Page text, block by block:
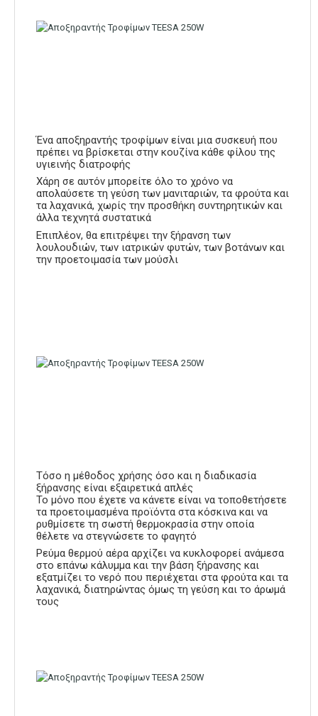
Ένα αποξηραντής τροφίμων είναι μια συσκευή που
πρέπει να βρίσκεται στην κουζίνα κάθε φίλου της
υγιεινής διατροφής
Χάρη σε αυτόν μπορείτε όλο το χρόνο να
απολαύσετε τη γεύση των μανιταριών, τα φρούτα και
τα λαχανικά, χωρίς την προσθήκη συντηρητικών και
άλλα τεχνητά συστατικά
Επιπλέον, θα επιτρέψει την ξήρανση των
λουλουδιών, των ιατρικών φυτών, των βοτάνων και
την προετοιμασία των μούσλι
Τόσο η μέθοδος χρήσης όσο και η διαδικασία
ξήρανσης είναι εξαιρετικά απλές
Το μόνο που έχετε να κάνετε είναι να τοποθετήσετε
τα προετοιμασμένα προϊόντα στα κόσκινα και να
ρυθμίσετε τη σωστή θερμοκρασία στην οποία
θέλετε να στεγνώσετε το φαγητό
Ρεύμα θερμού αέρα αρχίζει να κυκλοφορεί ανάμεσα
στο επάνω κάλυμμα και την βάση ξήρανσης και
εξατμίζει το νερό που περιέχεται στα φρούτα και τα
λαχανικά, διατηρώντας όμως τη γεύση και το άρωμά
τους